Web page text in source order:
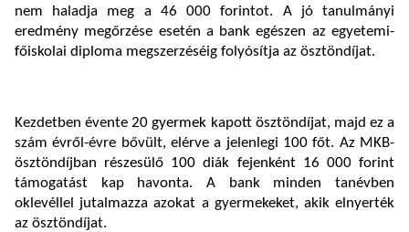
nem haladja meg a 46 000 forintot. A jó tanulmányi
eredmény megőrzése esetén a bank egészen az egyetemi-
főiskolai diploma megszerzéséig folyósítja az ösztöndíjat.
Kezdetben évente 20 gyermek kapott ösztöndíjat, majd ez a
szám évről-évre bővült, elérve a jelenlegi 100 főt. Az MKB-
ösztöndíjban részesülő 100 diák fejenként 16 000 forint
támogatást kap havonta. A bank minden tanévben
oklevéllel jutalmazza azokat a gyermekeket, akik elnyerték
az ösztöndíjat.